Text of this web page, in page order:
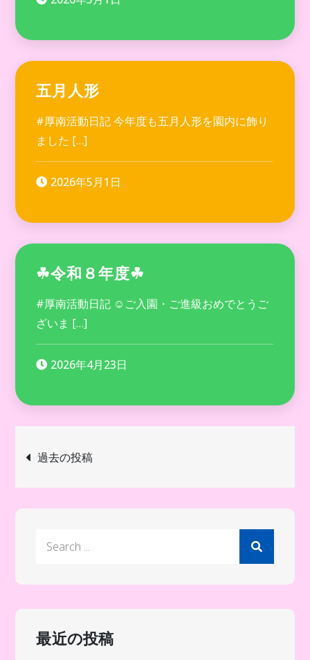
五月人形
#厚南活動日記 今年度も五月人形を園内に飾り
ました […]
2026年5月1日
☘令和８年度☘
#厚南活動日記 ☺ご入園・ご進級おめでとうご
ざいま […]
2026年4月23日
投
稿
ゲ
ー
過去の投稿
最近の投稿